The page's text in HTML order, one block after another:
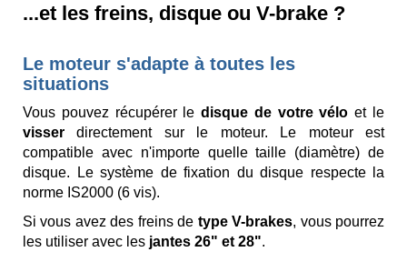
...et les freins, disque ou V-brake ?
Le moteur s'adapte à toutes les
situations
Vous pouvez récupérer ledisque de votre vélo et le
visser directement sur le moteur. Le moteur est
compatible avec n'importe quelle taille (diamètre) de
disque. Le système de fixation du disque respecte la
norme IS2000 (6 vis).
Si vous avez des freins de type V-brakes, vous pourrez
les utiliser avec les jantes 26" et 28".